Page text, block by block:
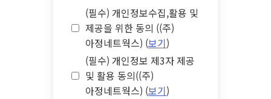
(필수) 개인정보수집,활용 및
제공을 위한 동의 ((주)
아정네트웍스) (보기)
(필수) 개인정보 제3자 제공
및 활용 동의((주)
아정네트웍스) (보기)